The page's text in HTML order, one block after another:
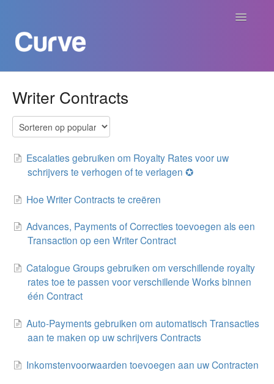
Navigatie
Curve voor Creators
Curve voor Publishers
Contact
Writer Contracts
Escalaties gebruiken om Royalty Rates voor uw
schrijvers te verhogen of te verlagen ✪
Hoe Writer Contracts te creëren
Advances, Payments of Correcties toevoegen als een
Transaction op een Writer Contract
Catalogue Groups gebruiken om verschillende royalty
rates toe te passen voor verschillende Works binnen
één Contract
Auto-Payments gebruiken om automatisch Transacties
aan te maken op uw schrijvers Contracts
Inkomstenvoorwaarden toevoegen aan uw Contracten